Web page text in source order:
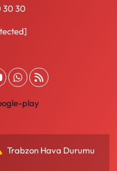
30 30
Trabzon Hava Durumu